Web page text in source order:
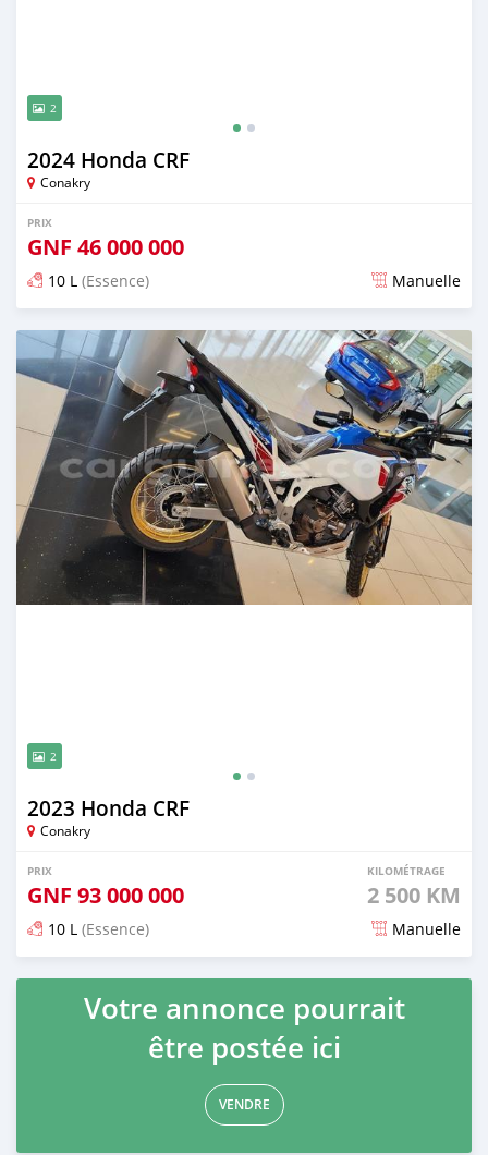
2
2024 Honda CRF
Conakry
PRIX
GNF 46 000 000
10 L (Essence) Manuelle
Publié il y a plus de 2 ans
2
2023 Honda CRF
Conakry
PRIX
GNF 93 000 000
KILOMÉTRAGE
2 500 KM
10 L (Essence) Manuelle
Publié il y a plus de 2 ans
Votre annonce pourrait
être postée ici
VENDRE